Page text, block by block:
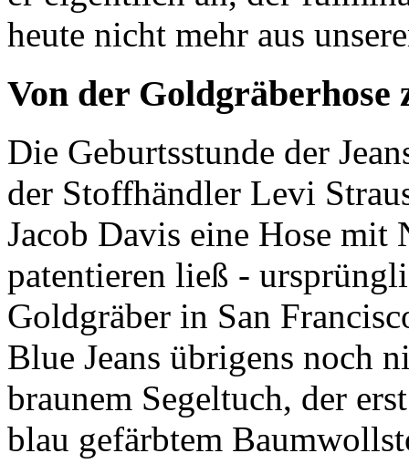
heute nicht mehr aus
Von der
Die Geburtsstunde der
der Stoffhändler Levi
Jacob Davis eine Hose mit
patentieren ließ -
Goldgräber in San
Blue Jeans übrigens noch
braunem Segeltuch, der
blau gefärbtem